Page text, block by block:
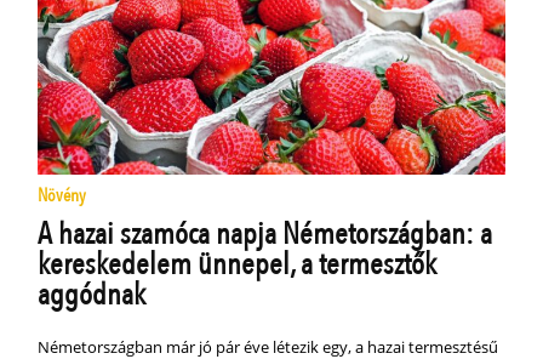
Növény
A hazai szamóca napja Németországban: a
kereskedelem ünnepel, a termesztők
aggódnak
Németországban már jó pár éve létezik egy, a hazai termesztésű